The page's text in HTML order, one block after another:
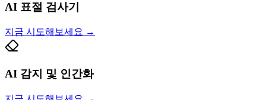
AI 표절 검사기
지금 시도해보세요 →
AI 감지 및 인간화